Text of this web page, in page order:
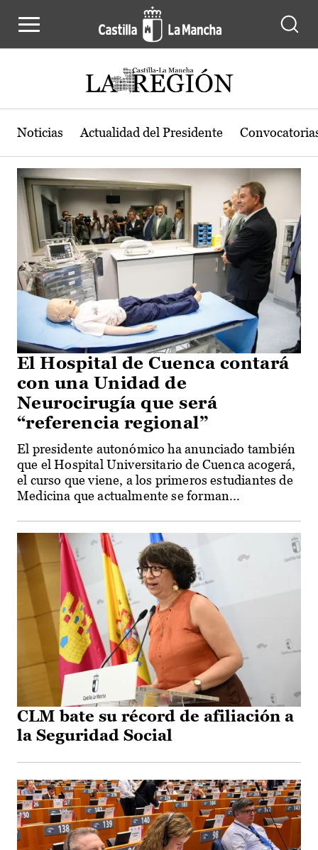
Actualidad de la región de Castilla-
Noticias Actualidad del Presidente
El Hospital de Cuenca contará
con una Unidad de
Neurocirugía que será
“referencia regional”
El presidente autonómico ha anunciado también
que el Hospital Universitario de Cuenca acogerá,
el curso que viene, a los primeros estudiantes de
Medicina que actualmente se forman...
CLM bate su récord de afiliación a
la Seguridad Social